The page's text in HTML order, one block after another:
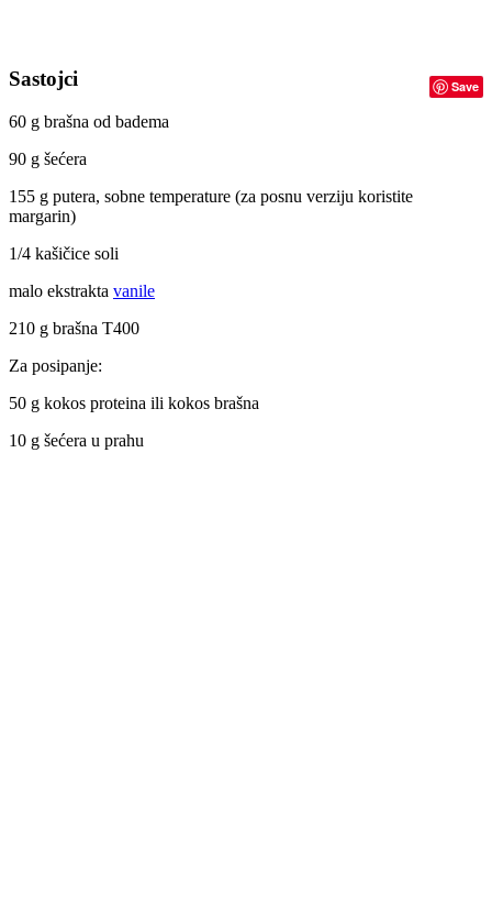
Save
Sastojci
60 g brašna od badema
90 g šećera
155 g putera, sobne temperature (za posnu verziju koristite
margarin)
1/4 kašičice soli
malo ekstrakta vanile
210 g brašna T400
Za posipanje:
50 g kokos proteina ili kokos brašna
10 g šećera u prahu